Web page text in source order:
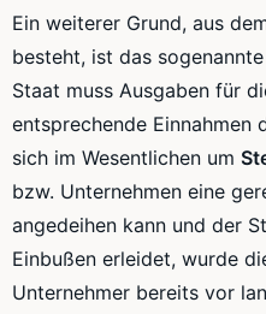
Ein weiterer Grund, aus
besteht, ist das sogenannte
Staat muss Ausgaben für
entsprechende Einnahmen
sich im Wesentlichen um
bzw. Unternehmen eine
angedeihen kann und der
Einbußen erleidet, wurde
Unternehmer bereits vor